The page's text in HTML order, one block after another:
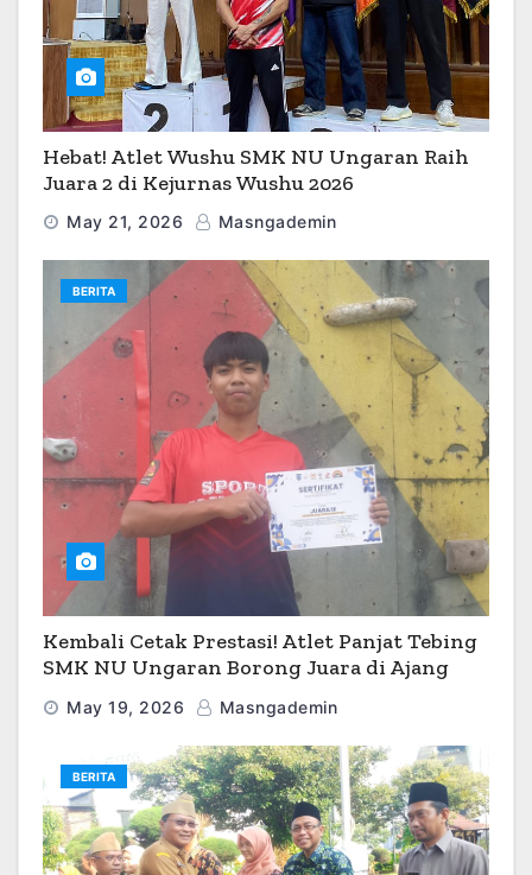
Hebat! Atlet Wushu SMK NU Ungaran Raih
Juara 2 di Kejurnas Wushu 2026
May 21, 2026 Masngademin
BERITA
Kembali Cetak Prestasi! Atlet Panjat Tebing
SMK NU Ungaran Borong Juara di Ajang
May 19, 2026 Masngademin
BERITA